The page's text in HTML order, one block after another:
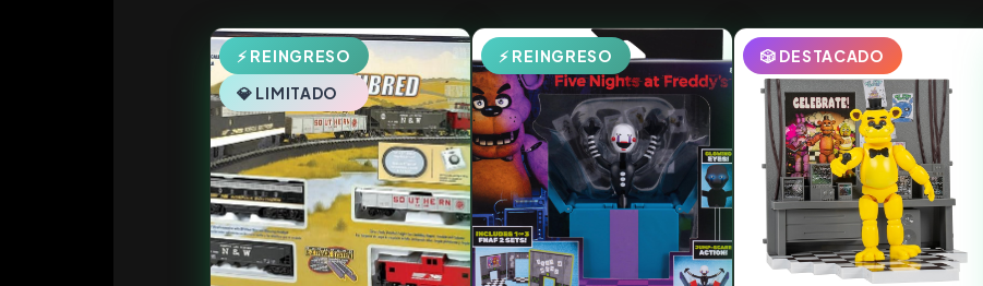
⚡ REINGRESO
💎 LIMITADO
⚡ REINGRESO 🎲 DESTACADO